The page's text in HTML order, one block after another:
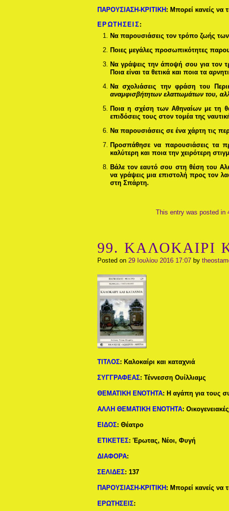
ΠΑΡΟΥΣΙΑΣΗ-ΚΡΙΤΙΚΗ : Μπορεί κανείς να
ΕΡΩΤΗΣΕΙΣ:
Να παρουσιάσεις τον τρόπο ζωής
Ποιες μεγάλες προσωπικότητες
Να γράψεις την άποψή σου για τον
Ποια είναι τα θετικά και ποια τα
Να σχολιάσεις την φράση του
αναμφισβήτητων ελαττωμάτων του,
Ποια η σχέση των Αθηναίων με τη
επιδόσεις τους στον τομέα της
Να παρουσιάσεις σε ένα χάρτη τις
Προσπάθησε να παρουσιάσεις τα
καλύτερη και ποια την χειρότερη
Βάλε τον εαυτό σου στη θέση του
να γράψεις μια επιστολή προς τον
στη Σπάρτη.
This entry was posted in
99. ΚΑΛΟΚΑΙΡΙ
Posted on 29 Ιουλίου 2016 17:07 by
ΤΙΤΛΟΣ: Καλοκαίρι και καταχνιά
ΣΥΓΓΡΑΦΕΑΣ: Τέννεσση Ουίλλιαμς
ΘΕΜΑΤΙΚΗ ΕΝΟΤΗΤΑ:Η αγάπη για τους
ΑΛΛΗ ΘΕΜΑΤΙΚΗ ΕΝΟΤΗΤΑ:
ΕΙΔΟΣ: Θέατρο
ΕΤΙΚΕΤΕΣ: Έρωτας, Νέοι, Φυγή
ΔΙΑΦΟΡΑ:
ΣΕΛΙΔΕΣ:137
ΠΑΡΟΥΣΙΑΣΗ-ΚΡΙΤΙΚΗ: Μπορεί κανείς να
ΕΡΩΤΗΣΕΙΣ: